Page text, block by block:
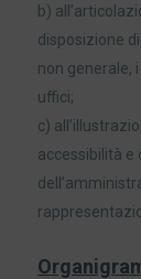
b)
disposizione
non generale,
uffici;
c)
accessibilità e